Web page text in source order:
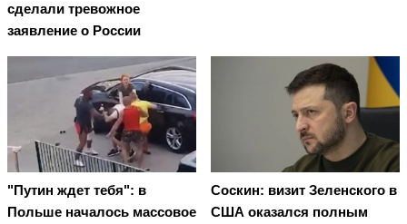
сделали тревожное
заявление о России
"Путин ждет тебя": в
Польше началось массовое
Соскин: визит Зеленского в
США оказался полным